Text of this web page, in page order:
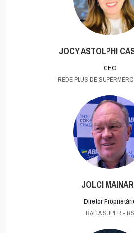
JOCY ASTOLPHI
CEO
REDE PLUS DE
JOLCI
Diretor
BAITA SUPER - RS